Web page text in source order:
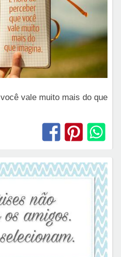
vale muito mais do que